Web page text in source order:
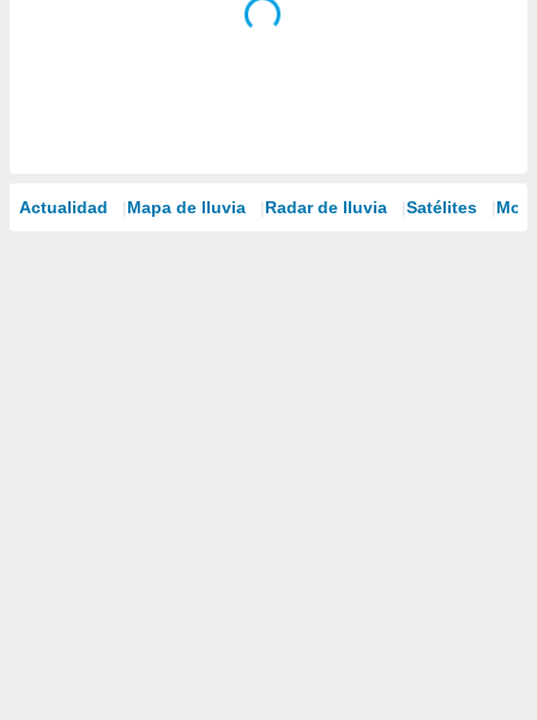
Actualidad Mapa de lluvia Radar de lluvia Satélites